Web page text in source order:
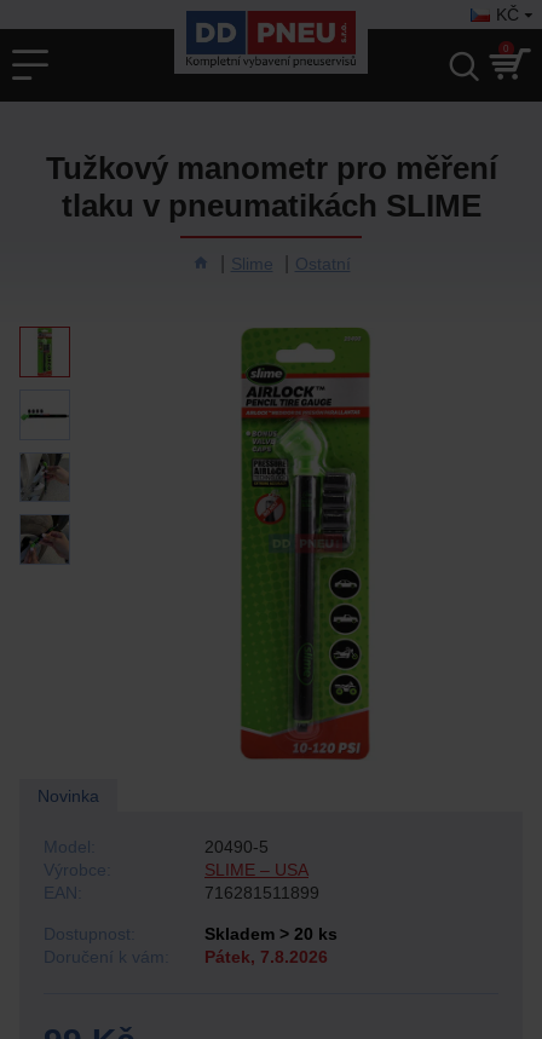
KČ
0
Slime Ostatní
Tužkový manometr pro měření
tlaku v pneumatikách SLIME
Novinka
Dostupnost:
Skladem > 20 ks
Doručení k vám:
Pátek, 7.8.2026
Výrobce: SLIME – USA
Model: 20490-5
EAN: 716281511899